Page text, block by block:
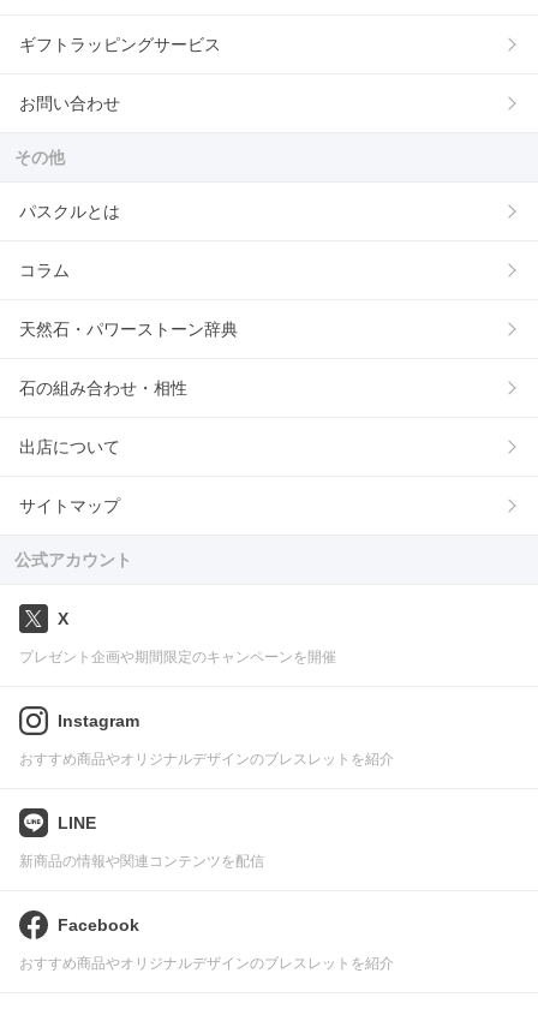
ギフトラッピングサービス
お問い合わせ
その他
パスクルとは
コラム
天然石・パワーストーン辞典
石の組み合わせ・相性
出店について
サイトマップ
公式アカウント
X
プレゼント企画や期間限定のキャンペーンを開催
Instagram
おすすめ商品やオリジナルデザインのブレスレットを紹介
LINE
新商品の情報や関連コンテンツを配信
Facebook
おすすめ商品やオリジナルデザインのブレスレットを紹介